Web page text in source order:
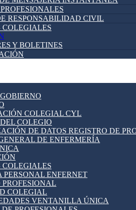
RESPONSABILIDAD CIVIL
COLEGIALES
Y BOLETINES
COLEGIAL CYL
COLEGIO
DE DATOS REGISTRO DE
DE ENFERMERÍA
COLEGIALES
PERSONAL ENFERNET
PROFESIONAL
COLEGIAL
VENTANILLA ÚNICA